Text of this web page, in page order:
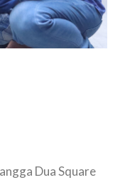
Dua Square